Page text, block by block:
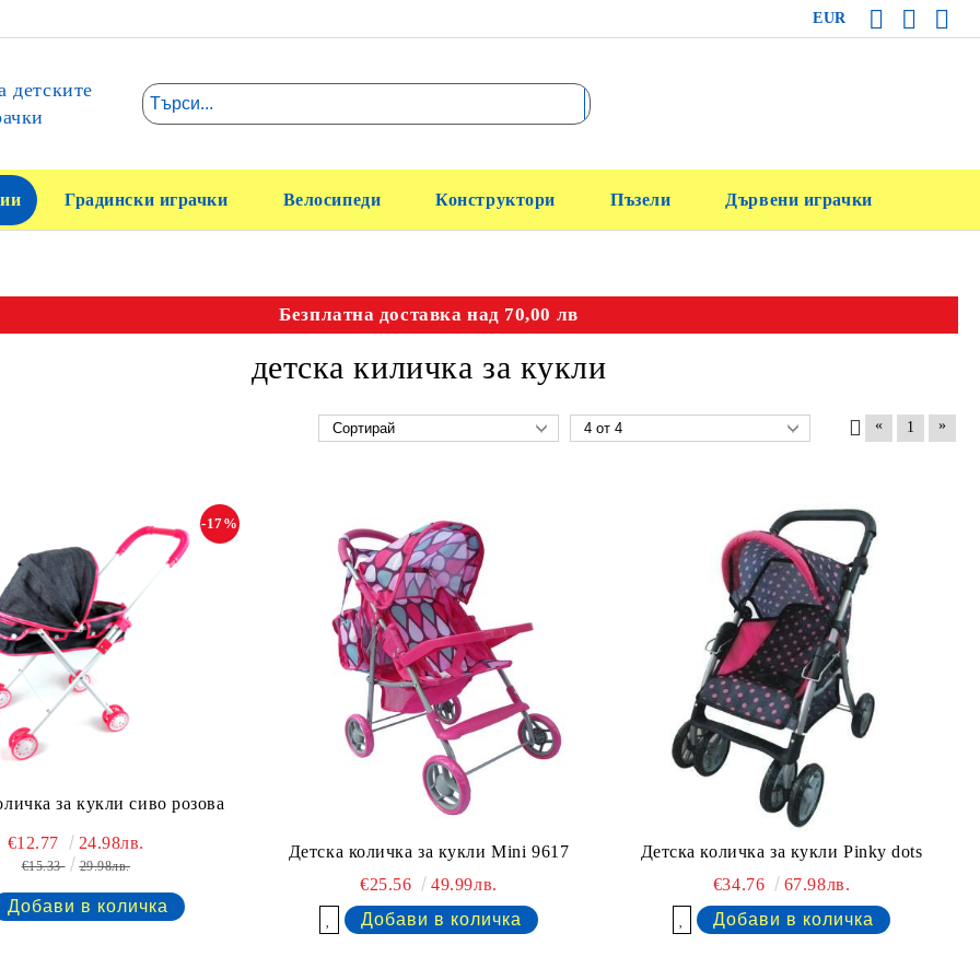
EUR
детските
Градински играчки Велосипеди Конструктори Пъзели Дървени играчки
Безплатна доставка над 70,00 лв
детска киличка за кукли
« 1 »
за кукли сиво розова
-17%
€12.77 24.98лв.
€15.33 29.98лв.
Детска количка за кукли Mini 9617
€25.56
49.99лв.
Детска количка за кукли Pinky dots
€34.76
67.98лв.